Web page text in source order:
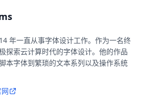
年一直从事字体设计工作。作为一名终
探索云计算时代的字体设计。他的作品
本字体到繁琐的文本系列以及操作系统